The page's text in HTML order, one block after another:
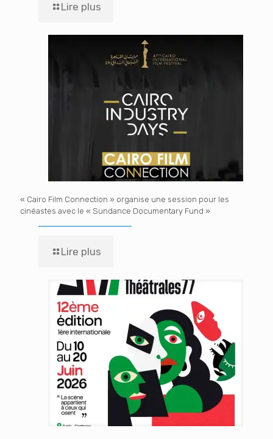
Lire plus
« Cairo Film Connection » organise une session pour les
cinéastes avec le « Sundance Documentary Fund »
Lire plus